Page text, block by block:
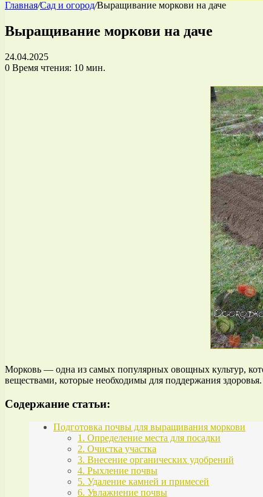
Главная/Сад и огород/Выращивание моркови на даче
Выращивание моркови на даче
24.04.2025
0 Время чтения: 10 мин.
Морковь — одна из самых популярных овощных культур,
веществами, которые необходимы для поддержания
Содержание статьи:
Подготовка почвы для выращивания моркови
1. Определение места для посадки
2. Очистка участка
3. Внесение органических удобрений
4. Рыхление почвы
5. Удаление камней и примесей
6. Увлажнение почвы